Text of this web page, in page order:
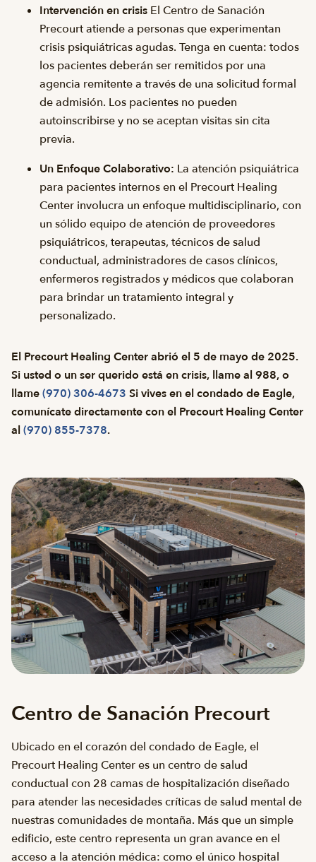
Intervención en crisis El Centro de Sanación
Precourt atiende a personas que experimentan
crisis psiquiátricas agudas. Tenga en cuenta: todos
los pacientes deberán ser remitidos por una
agencia remitente a través de una solicitud formal
de admisión. Los pacientes no pueden
autoinscribirse y no se aceptan visitas sin cita
previa.
Un Enfoque Colaborativo: La atención psiquiátrica
para pacientes internos en el Precourt Healing
Center involucra un enfoque multidisciplinario, con
un sólido equipo de atención de proveedores
psiquiátricos, terapeutas, técnicos de salud
conductual, administradores de casos clínicos,
enfermeros registrados y médicos que colaboran
para brindar un tratamiento integral y
personalizado.
El Precourt Healing Center abrió el 5 de mayo de 2025.
Si usted o un ser querido está en crisis, llame al 988, o
llame(970) 306-4673 Si vives en el condado de Eagle,
comunícate directamente con el Precourt Healing Center
al(970) 855-7378.
Centro de Sanación Precourt
Ubicado en el corazón del condado de Eagle, el
Precourt Healing Center es un centro de salud
conductual con 28 camas de hospitalización diseñado
para atender las necesidades críticas de salud mental de
nuestras comunidades de montaña. Más que un simple
edificio, este centro representa un gran avance en el
acceso a la atención médica: como el único hospital